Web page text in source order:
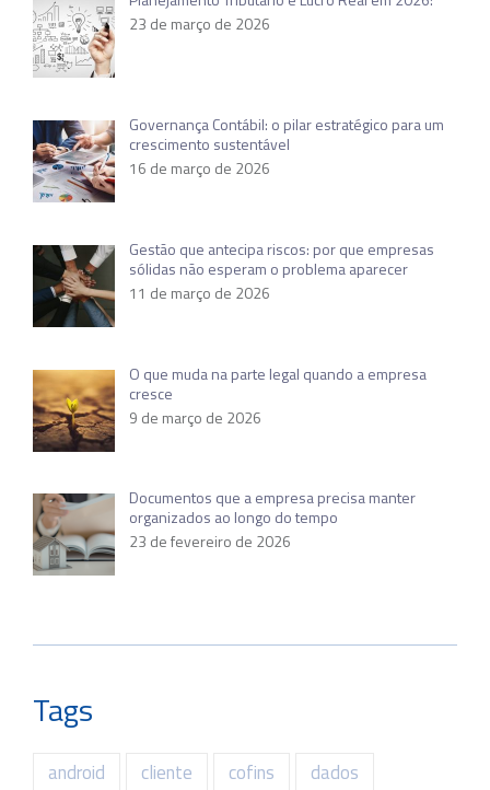
23 de março de 2026
Governança Contábil: o pilar estratégico para um
crescimento sustentável
16 de março de 2026
Gestão que antecipa riscos: por que empresas
sólidas não esperam o problema aparecer
11 de março de 2026
O que muda na parte legal quando a empresa
cresce
9 de março de 2026
Documentos que a empresa precisa manter
organizados ao longo do tempo
23 de fevereiro de 2026
Tags
android cliente cofins
dados